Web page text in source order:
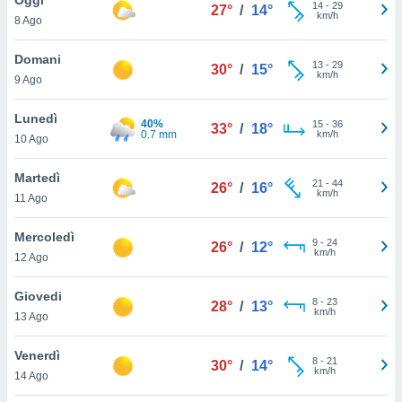
è
al sito
di
ci
di
il
un
la
nella
8 Ago
27° / 14° 14- 29
km/h
Domani
9 Ago
30° / 15° 13- 29
km/h
Lunedì
10 Ago
40%
0.7 mm
33° / 18° 15- 36
km/h
Martedì
11 Ago
26° / 16° 21 - 44
km/h
Mercoledì
12 Ago
26° / 12° 9- 24
km/h
Giovedi
13 Ago
28° / 13° 8- 23
km/h
Venerdì
14 Ago
30° / 14° 8- 21
km/h